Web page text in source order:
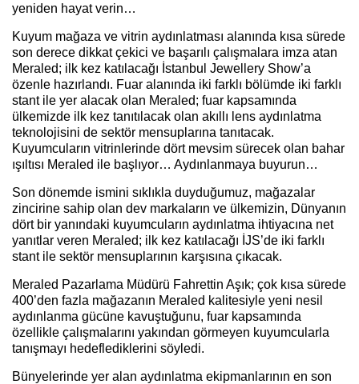
yeniden hayat verin…
Kuyum mağaza ve vitrin aydınlatması alanında kısa sürede
son derece dikkat çekici ve başarılı çalışmalara imza atan
Meraled; ilk kez katılacağı İstanbul Jewellery Show’a
özenle hazırlandı. Fuar alanında iki farklı bölümde iki farklı
stant ile yer alacak olan Meraled; fuar kapsamında
ülkemizde ilk kez tanıtılacak olan akıllı lens aydınlatma
teknolojisini de sektör mensuplarına tanıtacak.
Kuyumcuların vitrinlerinde dört mevsim sürecek olan bahar
ışıltısı Meraled ile başlıyor… Aydınlanmaya buyurun…
Son dönemde ismini sıklıkla duyduğumuz, mağazalar
zincirine sahip olan dev markaların ve ülkemizin, Dünyanın
dört bir yanındaki kuyumcuların aydınlatma ihtiyacına net
yanıtlar veren Meraled; ilk kez katılacağı İJS’de iki farklı
stant ile sektör mensuplarının karşısına çıkacak.
Meraled Pazarlama Müdürü Fahrettin Aşık; çok kısa sürede
400’den fazla mağazanın Meraled kalitesiyle yeni nesil
aydınlanma gücüne kavuştuğunu, fuar kapsamında
özellikle çalışmalarını yakından görmeyen kuyumcularla
tanışmayı hedeflediklerini söyledi.
Bünyelerinde yer alan aydınlatma ekipmanlarının en son